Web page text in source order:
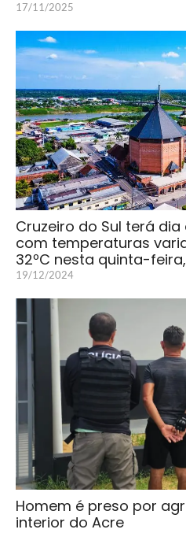
17/11/2025
Cruzeiro do Sul terá
com temperaturas
32ºC nesta quinta-feira,
19/12/2024
Homem é preso por
interior do Acre